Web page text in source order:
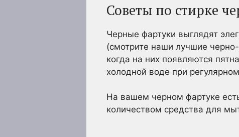
Советы по стирке
Черные фартуки выглядят
(смотрите наши лучшие
когда на них появляются
холодной воде при
На вашем черном фартуке
количеством средства для